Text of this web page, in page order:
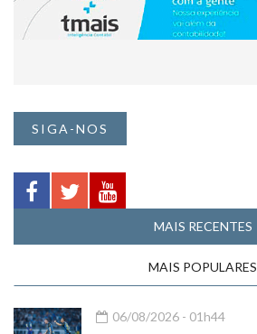
SIGA-NOS
MAIS RECENTES
MAIS POPULARES
06/08/2026 - 01h44